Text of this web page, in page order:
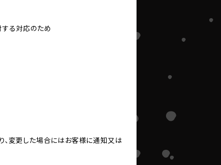
する対応のため
、変更した場合にはお客様に通知又は